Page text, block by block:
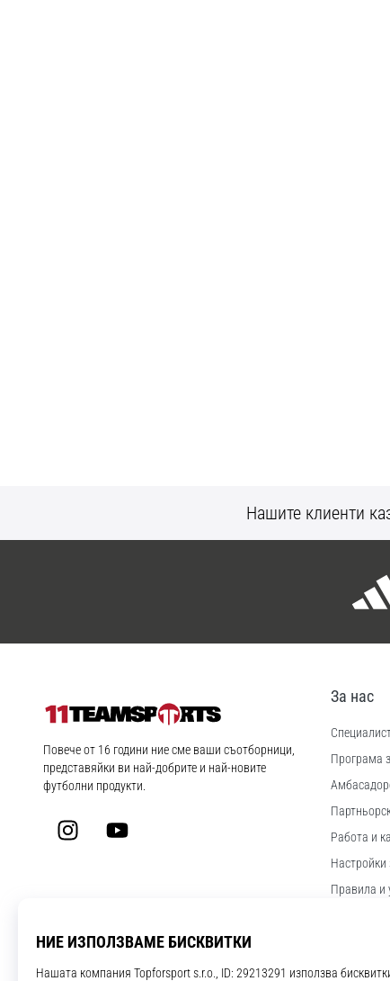
Нашите клиенти
11teamsports.bg
Повече от 16 години ние сме ваши съотборници,
представяйки ви най-добрите и най-новите
футболни продукти.
InstagramYouTube
За нас
Програма
Работа и
Настройки
Правила и